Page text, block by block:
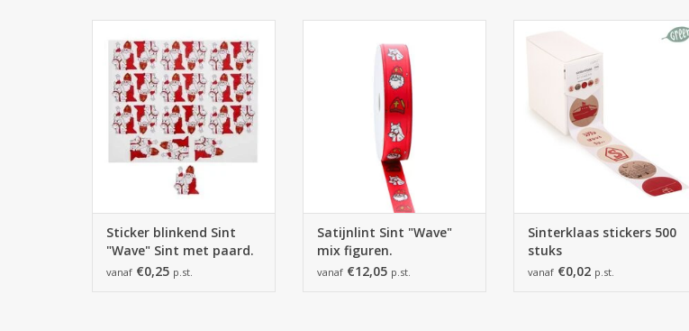
met paard.
ZUM WARENKORB HINZUFÜGEN
Sticker blinkend Sint
"Wave" Sint met paard.
vanaf €0,25 p.st.
ZUM WARENKORB HINZUFÜGEN
Satijnlint Sint "Wave"
mix figuren.
vanaf €12,05 p.st.
Sinterklaas stickers 500 stuks
ZUM WARENKORB HINZUFÜGEN
Sinterklaas stickers 500
stuks
vanaf €0,02 p.st.